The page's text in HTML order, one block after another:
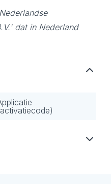
dat in Nederland